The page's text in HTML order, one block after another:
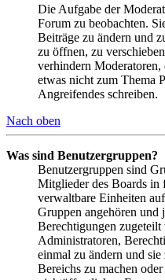
Die Aufgabe der
Forum zu beobachten.
Beiträge zu ändern und
zu öffnen, zu
verhindern
etwas nicht zum Thema
Angreifendes schreiben.
Nach oben
Was sind Benutzergruppen?
Benutzergruppen sind
Mitglieder des Boards
verwaltbare Einheiten
Gruppen angehören und
Berechtigungen
Administratoren,
einmal zu ändern und
Bereichs zu machen